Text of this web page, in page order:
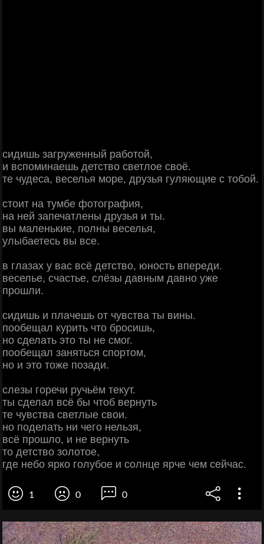
сидишь загруженный работой,
и вспоминаешь детство светлое своё.
те чудеса, веселья море, друзья гуляющие с тобой.
стоит на тумбе фотография,
на ней запечатлены друзья и ты.
вы маленькие, полны веселья,
улыбаетесь вы все.
в глазах у вас всё детство, юность впереди.
веселье, счастье, слёзы давным давно уже
прошли.
сидишь и плачешь от чувства ты вины.
пообещал курить что бросишь,
но сделать это ты не смог.
пообещал заняться спортом,
но и это тоже позади.
слезы горечи ручьём текут.
ты сделал всё бы чтоб вернуть
те чувства светлые свои.
но поделать ни чего нельзя,
всё прошло, и не вернуть
то детство золотое,
где небо ярко голубое и солнце ярче чем сейчас.
1 0 0